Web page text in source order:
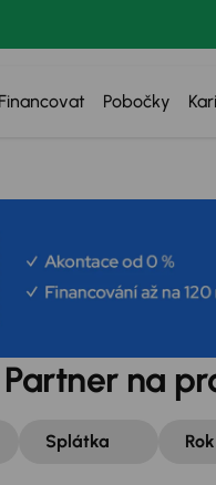
Financovat Pobočky
na
Splátka Rok